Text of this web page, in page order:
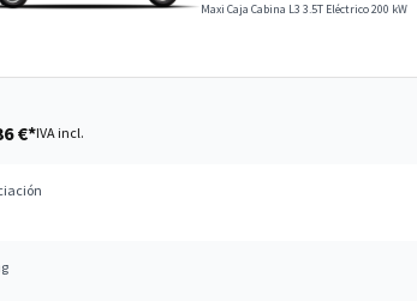
Maxi Caja Cabina L3 3.5T Eléctrico 200 kW
€*IVA incl.